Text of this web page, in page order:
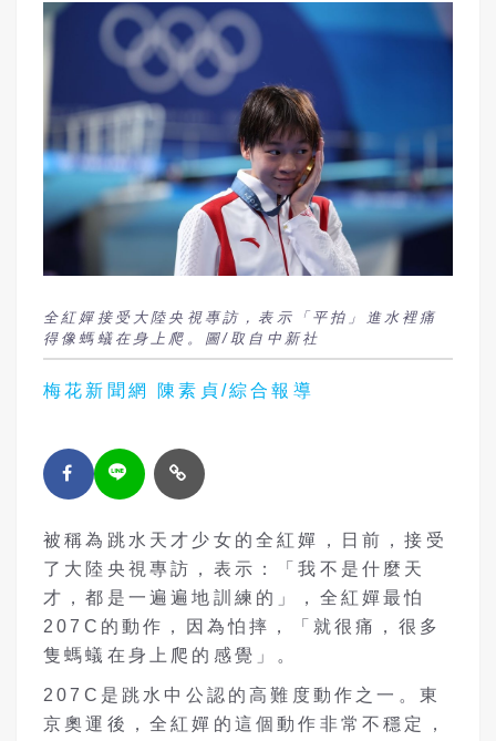
全紅嬋接受大陸央視專訪，表示「平拍」進水裡痛
得像螞蟻在身上爬。圖/取自中新社
梅花新聞網 陳素貞/綜合報導
被稱為跳水天才少女的全紅嬋，日前，接受
了大陸央視專訪，表示：「我不是什麼天
才，都是一遍遍地訓練的」，全紅嬋最怕
207C的動作，因為怕摔，「就很痛，很多
隻螞蟻在身上爬的感覺」。
207C是跳水中公認的高難度動作之一。東
京奧運後，全紅嬋的這個動作非常不穩定，